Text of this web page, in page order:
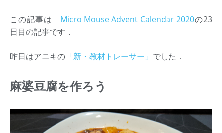
この記事は， Micro Mouse Advent Calendar 2020の23
日目の記事です．
昨日はアニキの 「新・教材トレーサー」 でした．
麻婆豆腐を作ろう